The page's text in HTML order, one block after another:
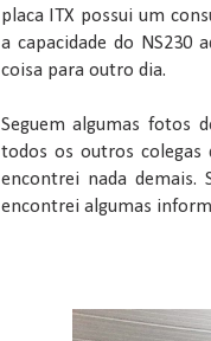
placa ITX possui um
a capacidade do NS230
coisa para outro dia.
Seguem algumas fotos
todos os outros colegas
encontrei nada demais.
encontrei algumas